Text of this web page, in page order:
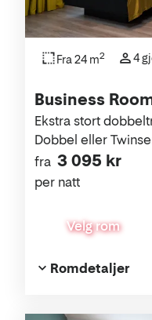
Business
fra 3 095 kr
per natt
Ekstra stort
Dobbel eller
Velg rom
Fra 24 m2 4
Romdetaljer